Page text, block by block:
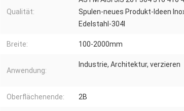
Qualität:
Spulen-neues Produkt-Ideen
Edelstahl-304l
Breite: 100-2000mm
Anwendung:
Industrie, Architektur, verzieren
Oberflächenende: 2B